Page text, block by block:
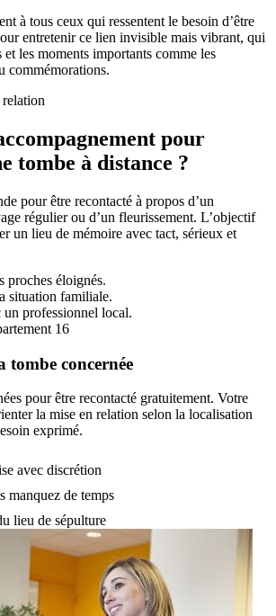
à tous ceux qui ressentent le besoin d’être
entretenir ce lien invisible mais vibrant, qui
et les moments importants comme les
commémorations.
pour
tombe à distance ?
pour être recontacté à propos d’un
régulier ou d’un fleurissement. L’objectif
un lieu de mémoire avec tact, sérieux et
proches éloignés.
situation familiale.
professionnel local.
16
tombe concernée
pour être recontacté gratuitement. Votre
la mise en relation selon la localisation
exprimé.
avec discrétion
manquez de temps
lieu de sépulture